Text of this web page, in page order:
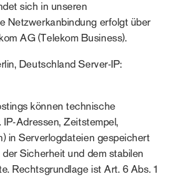
sich in unseren
Netzwerkanbindung erfolgt über
AG (Telekom Business).
Deutschland Server-IP:
können technische
IP-Adressen, Zeitstempel,
in Serverlogdateien gespeichert
Sicherheit und dem stabilen
Rechtsgrundlage ist Art. 6 Abs. 1